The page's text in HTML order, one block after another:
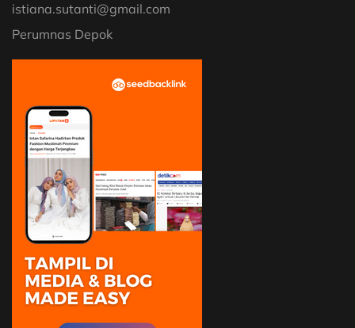
istiana.sutanti@gmail.com
Perumnas Depok